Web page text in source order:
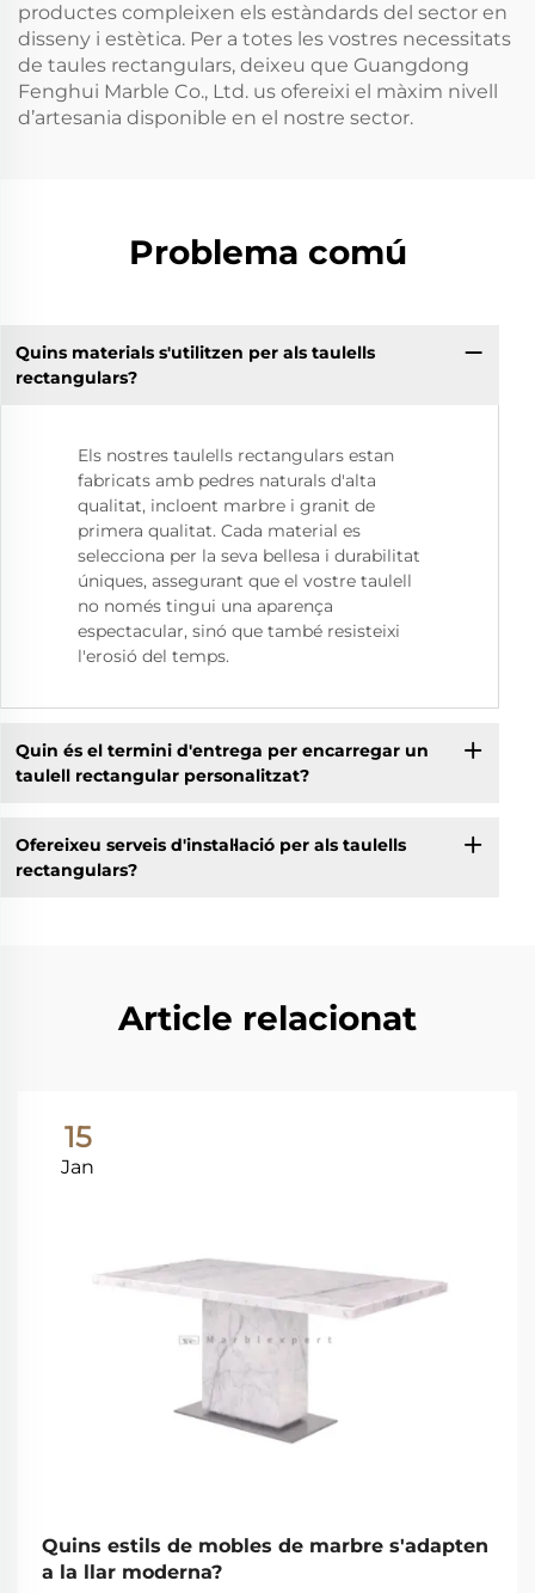
productes compleixen els estàndards del sector en
disseny i estètica. Per a totes les vostres necessitats
de taules rectangulars, deixeu que Guangdong
Fenghui Marble Co., Ltd. us ofereixi el màxim nivell
d’artesania disponible en el nostre sector.
Problema comú
Quins materials s'utilitzen per als taulells
rectangulars?
Els nostres taulells rectangulars estan
fabricats amb pedres naturals d'alta
qualitat, incloent marbre i granit de
primera qualitat. Cada material es
selecciona per la seva bellesa i durabilitat
úniques, assegurant que el vostre taulell
no només tingui una aparença
espectacular, sinó que també resisteixi
l'erosió del temps.
Quin és el termini d'entrega per encarregar un
taulell rectangular personalitzat?
Ofereixeu serveis d'instal·lació per als taulells
rectangulars?
Article relacionat
15
Jan
Quins estils de mobles de marbre s'adapten
a la llar moderna?